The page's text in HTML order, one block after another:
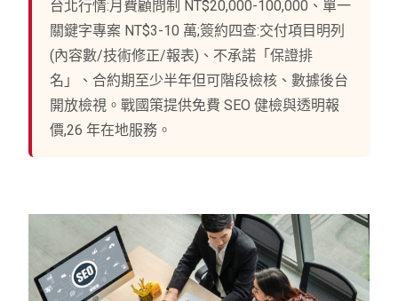
台北行情:月費顧問制 NT$20,000-100,000、單一
關鍵字專案 NT$3-10 萬;簽約四查:交付項目明列
(內容數/技術修正/報表)、不承諾「保證排
名」、合約期至少半年但可階段檢核、數據後台
開放檢視。戰國策提供免費 SEO 健檢與透明報
價,26 年在地服務。